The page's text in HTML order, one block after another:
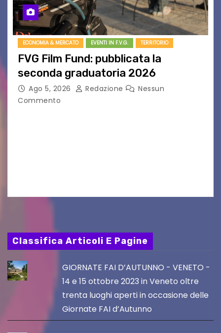
ECONOMIA & MERCATO EVENTI IN F.V.G. TERRITORIO
FVG Film Fund: pubblicata la
seconda graduatoria 2026
Ago 5, 2026 Redazione
Nessun
Commento
Classifica Articoli E Pagine
GIORNATE FAI D’AUTUNNO - VENETO -
14 e 15 ottobre 2023 in Veneto oltre
trenta luoghi aperti in occasione delle
Giornate FAI d’Autunno